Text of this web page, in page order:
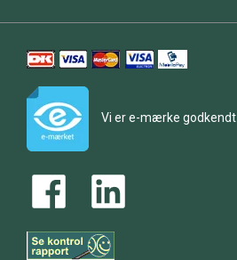
Vi er e-mærke godkendt